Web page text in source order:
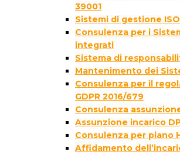
39001
Sistemi di gestione
Consulenza per i
integrati
Sistema di
Mantenimento dei
Consulenza per il
GDPR 2016/679
Consulenza
Assunzione incarico
Consulenza per piano
Affidamento